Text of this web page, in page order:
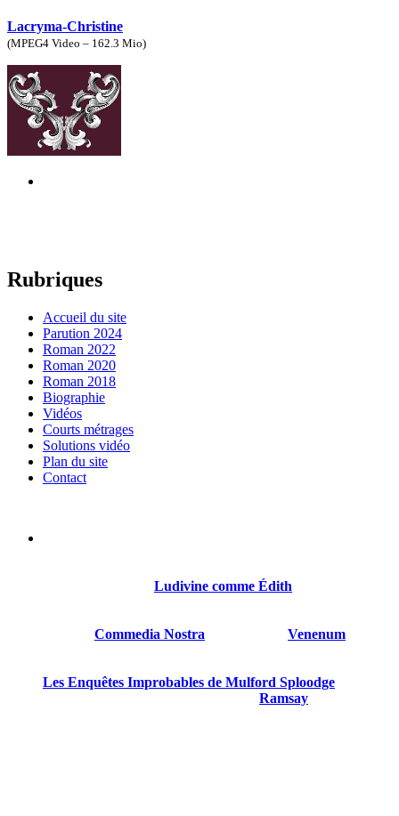
Lacryma-Christine
(MPEG4 Video – 162.3 Mio)
Rubriques
Accueil du site
Parution 2024
Roman 2022
Roman 2020
Roman 2018
Biographie
Vidéos
Courts métrages
Solutions vidéo
Plan du site
Contact
Ludivine comme Édith
Commedia Nostra Venenum
Les Enquêtes Improbables de Mulford Sploodge
Ramsay